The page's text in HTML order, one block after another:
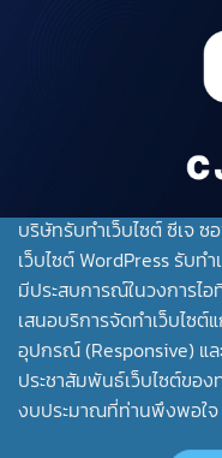
บริษัทรับทําเว็บไซต์ ซีเจ
เว็บไซต์ WordPress รับท
มีประสบการณ์ในวงการไ
เสนอบริการจัดทำเว็บไซ
อุปกรณ์ (Responsive) แล
ประชาสัมพันธ์เว็บไซต์ของ
งบประมาณที่ท่านพึงพอใจ